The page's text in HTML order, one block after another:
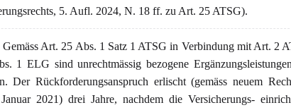
5. Aufl. 2024, N. 18 ff. zu Art. 25 ATSG).
Gemäss Art. 25 Abs. 1 Satz 1 ATSG in Verbindung mit Art. 2
1 ELG sind unrechtmässig bezogene
Der Rückforderungsanspruch erlischt (gemäss neuem
2021) drei Jahre, nachdem die Versicherungs-